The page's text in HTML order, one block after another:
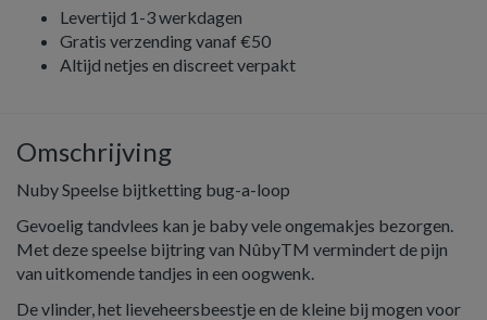
Levertijd 1-3 werkdagen
Gratis verzending vanaf €50
Altijd netjes en discreet verpakt
Omschrijving
Nuby Speelse bijtketting bug-a-loop
Gevoelig tandvlees kan je baby vele ongemakjes bezorgen.
Met deze speelse bijtring van NûbyTM vermindert de pijn
van uitkomende tandjes in een oogwenk.
De vlinder, het lieveheersbeestje en de kleine bij mogen voor